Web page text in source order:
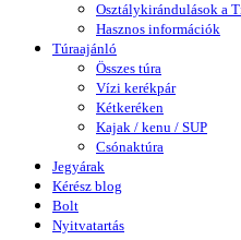
Osztálykirándulások a
Hasznos információk
Túraajánló
Összes túra
Vízi kerékpár
Kétkeréken
Kajak / kenu / SUP
Csónaktúra
Jegyárak
Kérész blog
Bolt
Nyitvatartás